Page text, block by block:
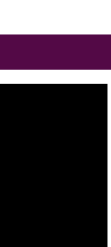
à l’affiche
coquinou ». Son
sûr !